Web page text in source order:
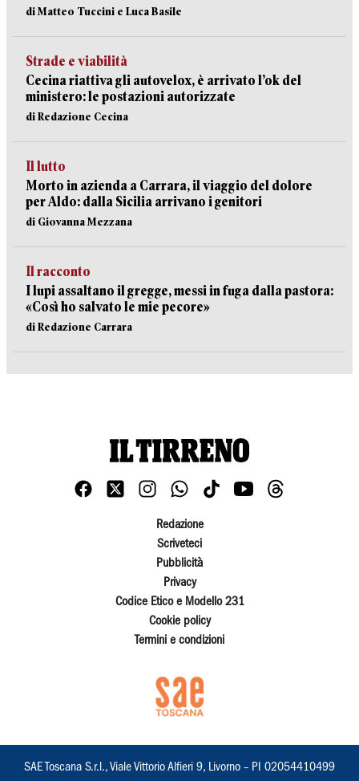
di Matteo Tuccini e Luca Basile
Strade e viabilità
Cecina riattiva gli autovelox, è arrivato l’ok del
ministero: le postazioni autorizzate
di Redazione Cecina
Il lutto
Morto in azienda a Carrara, il viaggio del dolore
per Aldo: dalla Sicilia arrivano i genitori
di Giovanna Mezzana
Il racconto
I lupi assaltano il gregge, messi in fuga dalla pastora:
«Così ho salvato le mie pecore»
di Redazione Carrara
Redazione
Scriveteci
Pubblicità
Privacy
Codice Etico e Modello 231
Cookie policy
Termini e condizioni
SAE Toscana S.r.l., Viale Vittorio Alfieri 9, Livorno – PI 02054410499